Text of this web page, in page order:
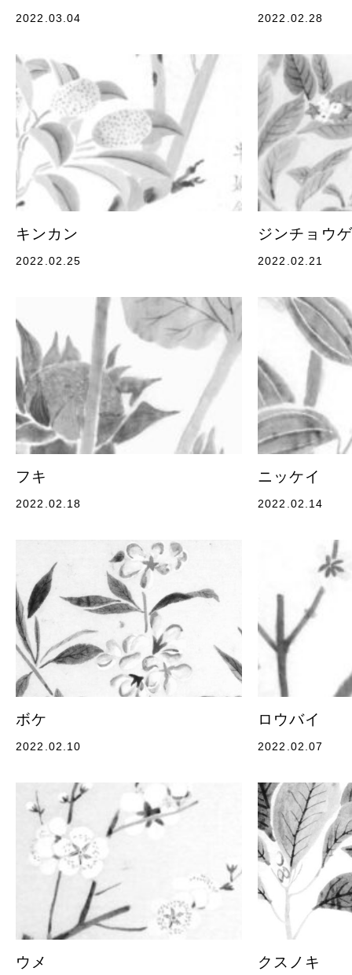
2022.03.04 2022.02.28
キンカン
2022.02.25
ジンチョウゲ
2022.02.21
フキ
2022.02.18
ニッケイ
2022.02.14
ボケ
2022.02.10
ロウバイ
2022.02.07
ウメ クスノキ